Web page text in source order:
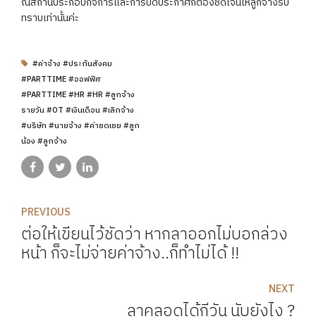
ทราบเท่านั้นค่ะ
#ค่าจ้าง #ประกันสังคม
#PARTTIME #ออฟฟิศ
#PARTTIME #HR #HR #ลูกจ้าง
รายวัน #OT #เงินเดือน #เลิกจ้าง
#บริษัท #นายจ้าง #ค่าชดเชย #ลูก
น้อง #ลูกจ้าง
PREVIOUS
ต่อให้เขียนไว้ชัดว่า หากลาออกไม่บอกล่วง
หน้า ก็จะไม่จ่ายค่าจ้าง..ก็ทำไม่ได้ !!
NEXT
ลาคลอดได้กี่วัน นับยังไง ?